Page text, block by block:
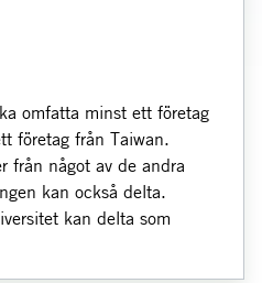
omfatta minst ett företag
företag från Taiwan.
från något av de andra
kan också delta.
kan delta som